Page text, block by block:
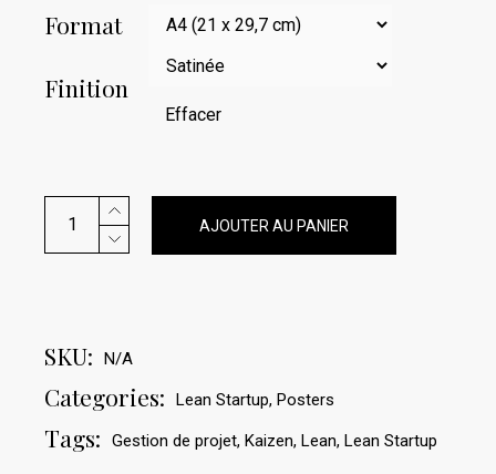
Format
Finition
Effacer
Poster Construire, Mesurer, Apprendre – 02 quantity
AJOUTER AU PANIER
SKU: N/A
Categories: Lean Startup,Posters
Tags: Gestion de projet,Kaizen,Lean,Lean Startup